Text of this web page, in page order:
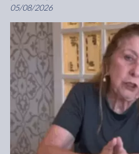
05/08/2026